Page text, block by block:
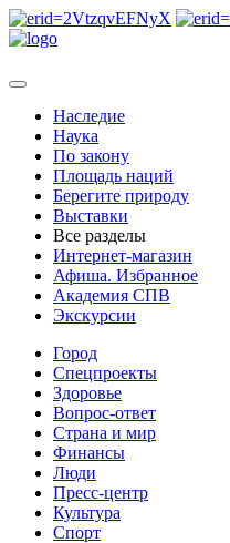
Наследие
Наука
По закону
Площадь наций
Берегите природу
Выставки
Все разделы
Интернет-магазин
Афиша. Избранное
Академия СПВ
Экскурсии
Город
Спецпроекты
Здоровье
Вопрос-ответ
Страна и мир
Финансы
Люди
Пресс-центр
Культура
Спорт